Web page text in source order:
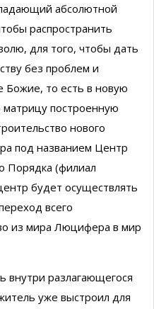
абсолютной
распространить
для того, чтобы дать
без проблем и
Божие, то есть в новую
построенную
нового
под названием Центр
Порядка (филиал
будет осуществлять
всего
из мира Люцифера в мир
внутри разлагающегося
уже выстроил для